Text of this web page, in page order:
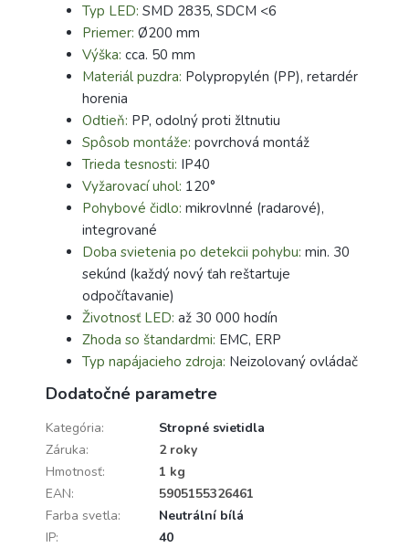
Typ LED: SMD 2835, SDCM <6
Priemer: Ø200 mm
Výška: cca. 50 mm
Materiál puzdra: Polypropylén (PP), retardér
horenia
Odtieň: PP, odolný proti žltnutiu
Spôsob montáže: povrchová montáž
Trieda tesnosti: IP40
Vyžarovací uhol: 120°
Pohybové čidlo: mikrovlnné (radarové),
integrované
Doba svietenia po detekcii pohybu: min. 30
sekúnd (každý nový ťah reštartuje
odpočítavanie)
Životnosť LED: až 30 000 hodín
Zhoda so štandardmi: EMC, ERP
Typ napájacieho zdroja: Neizolovaný ovládač
Dodatočné parametre
Kategória:
Stropné svietidla
Záruka:
2 roky
Hmotnosť:
1 kg
EAN:
5905155326461
Farba svetla:
Neutrální bílá
IP:
40